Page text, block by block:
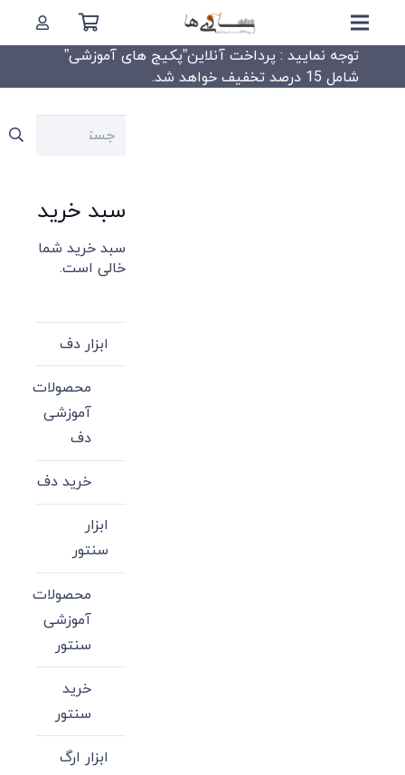
توجه نمایید : پرداخت آنلاین”پکیج های آموزشی”
شامل 15 درصد تخفیف خواهد شد.
جستجو
سبد خرید
سبد خرید شما
خالی است.
ابزار دف
محصولات
آموزشی
دف
خرید دف
ابزار
سنتور
محصولات
آموزشی
سنتور
خرید
سنتور
ابزار ارگ